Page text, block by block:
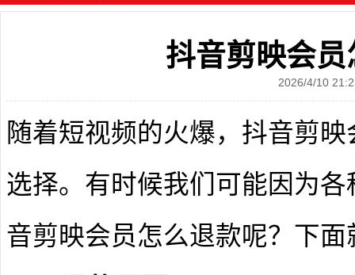
抖音剪映会
2026/4/10
随着短视频的火爆，抖音剪
选择。有时候我们可能因为
音剪映会员怎么退款呢？下